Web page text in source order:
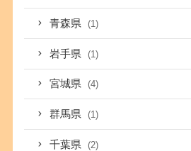
青森県 (1)
岩手県 (1)
宮城県 (4)
群馬県 (1)
千葉県 (2)